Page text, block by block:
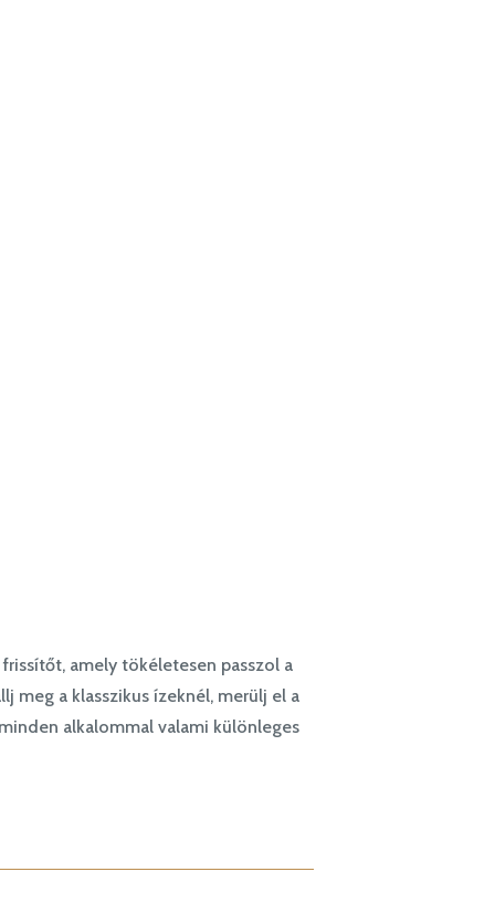
amely tökéletesen passzol a
meg a klasszikus ízeknél, merülj el a
alkalommal valami különleges